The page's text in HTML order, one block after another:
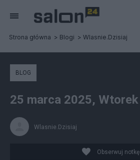
Strona główna Blogi Wlasnie.Dzisiaj
BLOG
25 marca 2025, Wtorek
Wlasnie.Dzisiaj
Obserwuj notkę